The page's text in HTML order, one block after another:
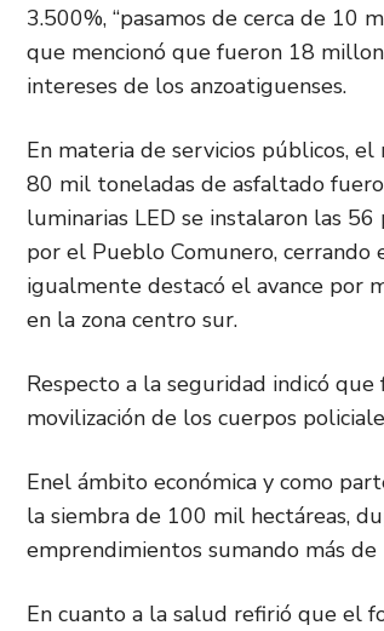
3.500%, “pasamos de cerca de 10
que mencionó que fueron 18
intereses de los anzoatiguenses.
En materia de servicios públicos,
80 mil toneladas de asfaltado
luminarias LED se instalaron las
por el Pueblo Comunero,
igualmente destacó el avance por
en la zona centro sur.
Respecto a la seguridad indicó
movilización de los cuerpos
Enel ámbito económica y como
la siembra de 100 mil hectáreas,
emprendimientos sumando más
En cuanto a la salud refirió que el